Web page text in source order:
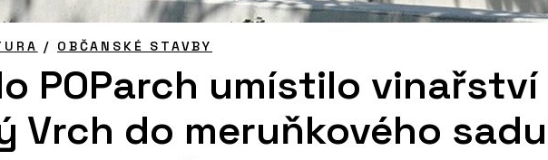
/ OBČANSKÉ STAVBY
POParch umístilo vinařství
Vrch do meruňkového sadu